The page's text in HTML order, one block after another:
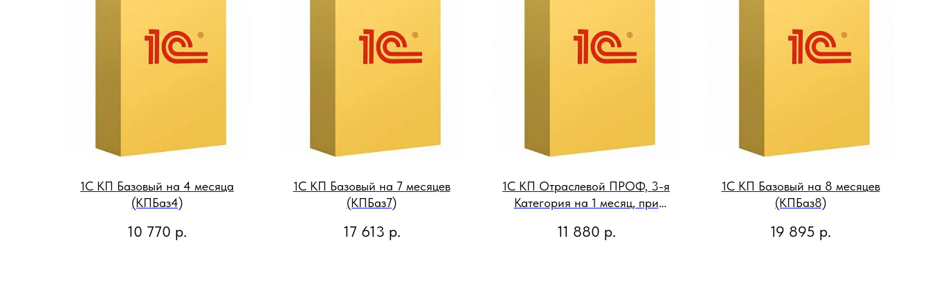
1С КП Базовый на 4 месяца
(КПБаз4)
10 770 р.
1С КП Базовый на 7 месяцев
(КПБаз7)
17 613 р.
1С КП Отраслевой ПРОФ, 3-я
Категория на 1 месяц, при
(2900002577433)
11 880 р.
1С КП Базовый на 8 месяцев
(КПБаз8)
19 895 р.